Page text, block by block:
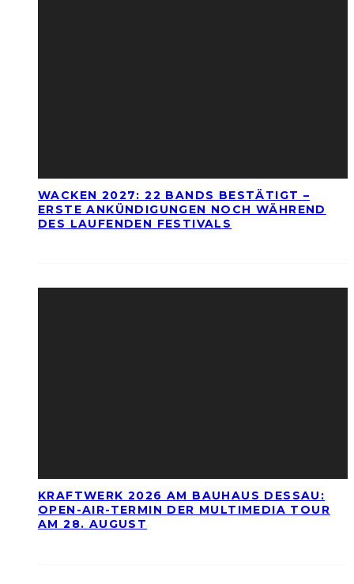
WACKEN 2027: 22 BANDS BESTÄTIGT –
ERSTE ANKÜNDIGUNGEN NOCH WÄHREND
DES LAUFENDEN FESTIVALS
KRAFTWERK 2026 AM BAUHAUS DESSAU:
OPEN-AIR-TERMIN DER MULTIMEDIA TOUR
AM 28. AUGUST